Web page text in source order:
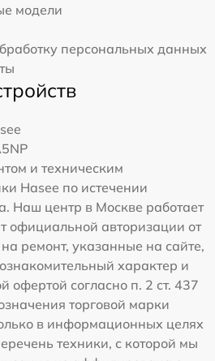
модели
персональных данных
и техническим
Hasee по истечении
Наш центр в Москве работает
официальной авторизации от
ремонт, указанные на сайте,
характер и
офертой согласно п. 2 ст. 437
торговой марки
в информационных целях
техники, с которой мы